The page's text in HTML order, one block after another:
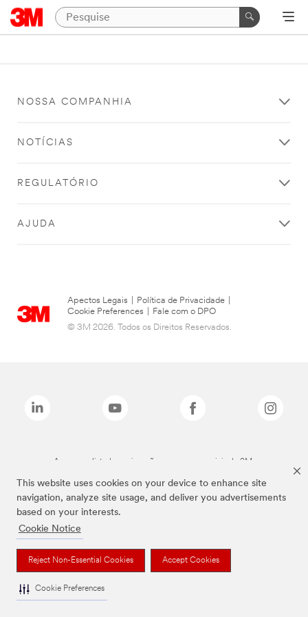
This website uses cookies on your device to enhance site
navigation, analyze site usage, and deliver you advertisements
based on your interests.
Cookie Notice
Reject Non-Essential Cookies Accept Cookies
Cookie Preferences
NOSSA COMPANHIA
NOTÍCIAS
REGULATÓRIO
AJUDA
Apectos Legais Política de Privacidade
Cookie Preferences
Fale com o DPO
© 3M 2026. Todos os Direitos Reservados.
As marcas listadas a cima são marcas comerciais da 3M.